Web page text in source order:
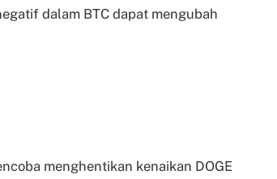
dalam BTC dapat mengubah
menghentikan kenaikan DOGE